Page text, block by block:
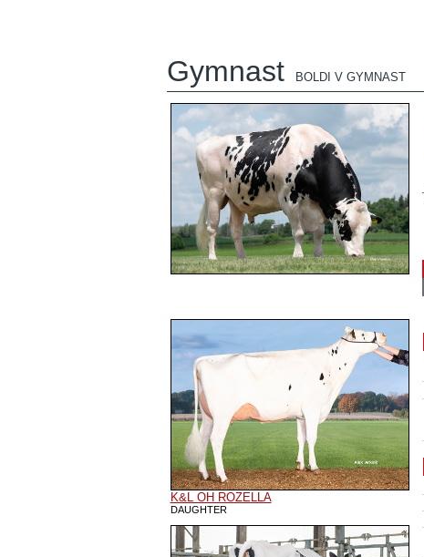
Gymnast BOLDI V GYMNAST
K&L OH ROZELLA
DAUGHTER